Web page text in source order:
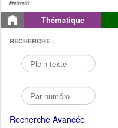
Thématique
RECHERCHE :
Recherche Avancée